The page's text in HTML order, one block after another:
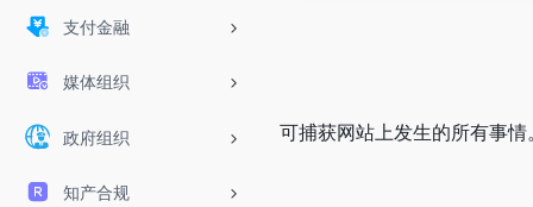
支付金融
媒体组织
政府组织
知产合规
可捕获网站上发生的所有事情